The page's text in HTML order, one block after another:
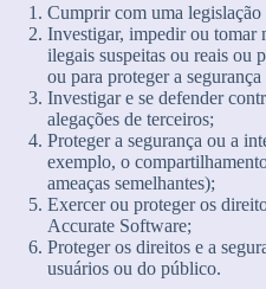
Cumprir com uma
Investigar, impedir ou tomar
ilegais suspeitas ou reais ou
ou para proteger a
Investigar e se defender
alegações de terceiros;
Proteger a segurança ou a
exemplo, o
ameaças semelhantes);
Exercer ou proteger os
Accurate Software;
Proteger os direitos e a
usuários ou do público.